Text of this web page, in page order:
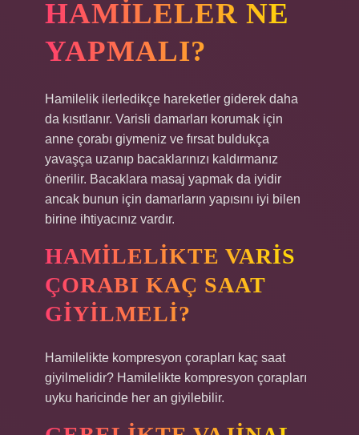
HAMILELER NE
YAPMALI?
Hamilelik ilerledikçe hareketler giderek daha
da kısıtlanır. Varisli damarları korumak için
anne çorabı giymeniz ve fırsat buldukça
yavaşça uzanıp bacaklarınızı kaldırmanız
önerilir. Bacaklara masaj yapmak da iyidir
ancak bunun için damarların yapısını iyi bilen
birine ihtiyacınız vardır.
HAMILELIKTE VARIS
ÇORABI KAÇ SAAT
GIYILMELI?
Hamilelikte kompresyon çorapları kaç saat
giyilmelidir? Hamilelikte kompresyon çorapları
uyku haricinde her an giyilebilir.